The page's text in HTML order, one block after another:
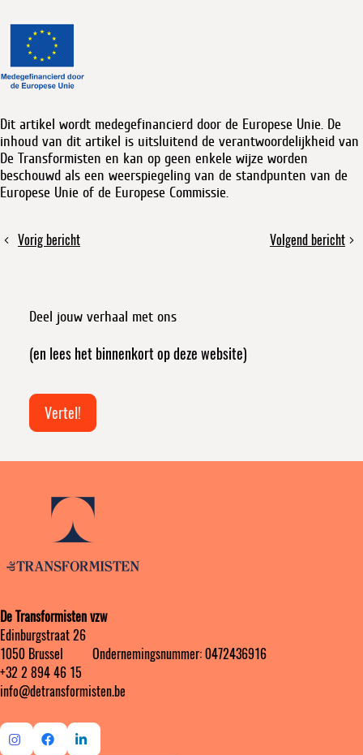
Dit artikel wordt medegefinancierd door de Europese Unie. De
inhoud van dit artikel is uitsluitend de verantwoordelijkheid van
De Transformisten en kan op geen enkele wijze worden
beschouwd als een weerspiegeling van de standpunten van de
Europese Unie of de Europese Commissie.
DeelVorig bericht
Delen,
waarom
Volgend bericht
Crowdfunding
Deel jouw verhaal met ons
(en lees het binnenkort op deze website)
Vertel!
De Transformisten vzw
Edinburgstraat 26
1050 Brussel ‎ ‎‎‎ ‎ ‎ ‎ ‎ ‎ ‎ Ondernemingsnummer: 0472436916
+32 2 894 46 15
info@detransformisten.be